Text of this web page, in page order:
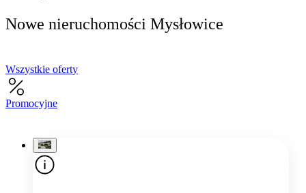
Nowe nieruchomości Mysłowice
Wszystkie oferty
Promocyjne